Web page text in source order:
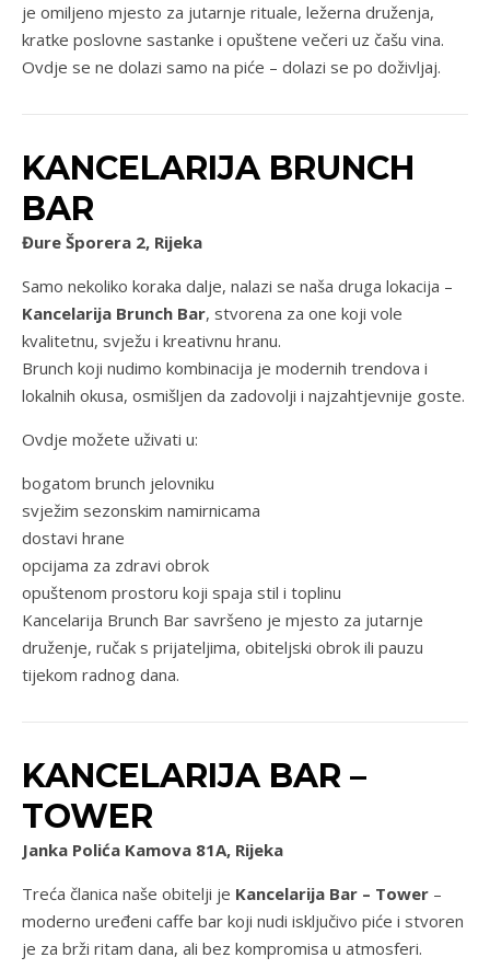
je omiljeno mjesto za jutarnje rituale, ležerna druženja,
kratke poslovne sastanke i opuštene večeri uz čašu vina.
Ovdje se ne dolazi samo na piće – dolazi se po doživljaj.
KANCELARIJA BRUNCH
BAR
Đure Šporera 2, Rijeka
Samo nekoliko koraka dalje, nalazi se naša druga lokacija –
Kancelarija Brunch Bar, stvorena za one koji vole
kvalitetnu, svježu i kreativnu hranu.
Brunch koji nudimo kombinacija je modernih trendova i
lokalnih okusa, osmišljen da zadovolji i najzahtjevnije goste.
Ovdje možete uživati u:
bogatom brunch jelovniku
svježim sezonskim namirnicama
dostavi hrane
opcijama za zdravi obrok
opuštenom prostoru koji spaja stil i toplinu
Kancelarija Brunch Bar savršeno je mjesto za jutarnje
druženje, ručak s prijateljima, obiteljski obrok ili pauzu
tijekom radnog dana.
KANCELARIJA BAR –
TOWER
Janka Polića Kamova 81A, Rijeka
Treća članica naše obitelji je Kancelarija Bar – Tower –
moderno uređeni caffe bar koji nudi isključivo piće i stvoren
je za brži ritam dana, ali bez kompromisa u atmosferi.